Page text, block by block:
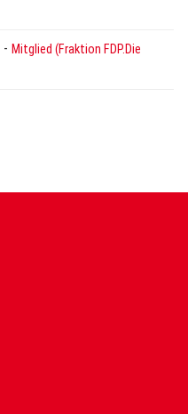
- Mitglied (Fraktion FDP.Die